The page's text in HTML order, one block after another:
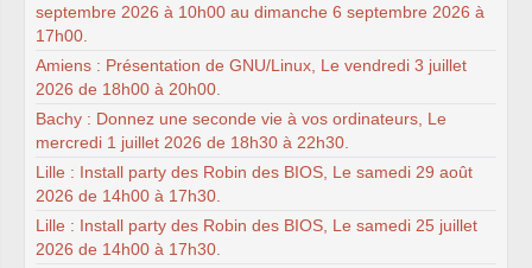
septembre 2026 à 10h00 au dimanche 6 septembre 2026 à
17h00.
Amiens : Présentation de GNU/Linux, Le vendredi 3 juillet
2026 de 18h00 à 20h00.
Bachy : Donnez une seconde vie à vos ordinateurs, Le
mercredi 1 juillet 2026 de 18h30 à 22h30.
Lille : Install party des Robin des BIOS, Le samedi 29 août
2026 de 14h00 à 17h30.
Lille : Install party des Robin des BIOS, Le samedi 25 juillet
2026 de 14h00 à 17h30.